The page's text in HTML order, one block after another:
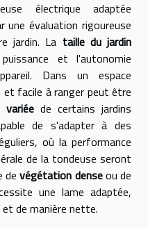
électrique adaptée
une évaluation rigoureuse
jardin. La taille du jardin
et l'autonomie
Dans un espace
facile à ranger peut être
variéede certains jardins
de s'adapter à des
où la performance
de la tondeuse seront
devégétation denseou de
une lame adaptée,
et de manière nette.